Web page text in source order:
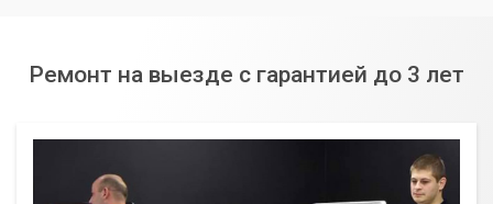
Ремонт на выезде с гарантией до 3 лет